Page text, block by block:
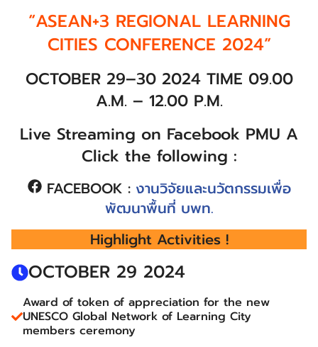
“ASEAN+3 REGIONAL LEARNING
CITIES CONFERENCE 2024”
OCTOBER 29–30 2024 TIME 09.00
A.M. – 12.00 P.M.
Live Streaming on Facebook PMU A
Click the following :
FACEBOOK : งานวิจัยและนวัตกรรมเพื่อ
พัฒนาพื้นที่ บพท.
Highlight Activities !
OCTOBER 29 2024
Award of token of appreciation for the new
UNESCO Global Network of Learning City
members ceremony